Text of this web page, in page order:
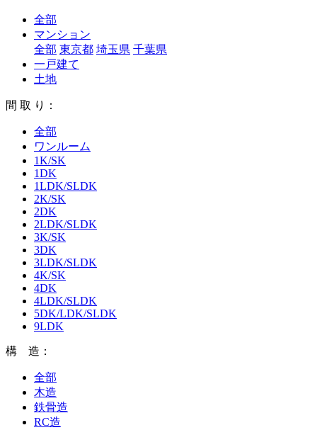
全部
マンション
全部 東京都 埼玉県 千葉県
一戸建て
土地
間 取 り：
全部
ワンルーム
1K/SK
1DK
1LDK/SLDK
2K/SK
2DK
2LDK/SLDK
3K/SK
3DK
3LDK/SLDK
4K/SK
4DK
4LDK/SLDK
5DK/LDK/SLDK
9LDK
構 造：
全部
木造
鉄骨造
RC造